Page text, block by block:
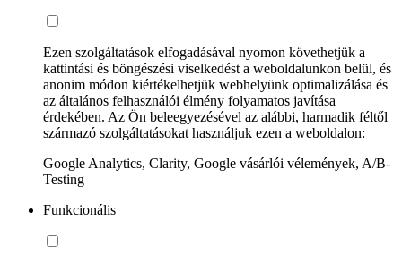
Ezen szolgáltatások elfogadásával nyomon követhetjük a
kattintási és böngészési viselkedést a weboldalunkon belül, és
anonim módon kiértékelhetjük webhelyünk optimalizálása és
az általános felhasználói élmény folyamatos javítása
érdekében. Az Ön beleegyezésével az alábbi, harmadik féltől
származó szolgáltatásokat használjuk ezen a weboldalon:
Google Analytics, Clarity, Google vásárlói vélemények, A/B-
Testing
Funkcionális